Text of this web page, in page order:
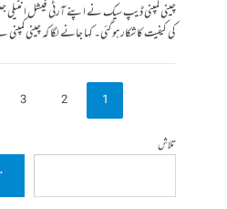
چینی کمپنی ڈیپ سیک نے اپنے آرٹی فیشل انٹیلی
کی کیفیت کا شکار ہو گئی۔ کہا جانے لگا کہ چینی
1
2
3
تلاش